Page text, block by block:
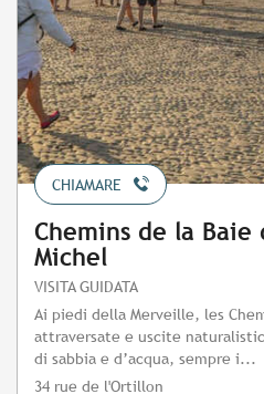
CHIAMARE
Chemins de la Baie
Michel
VISITA GUIDATA
Ai piedi della Merveille, les
attraversate e uscite
di sabbia e d’acqua, sempre i...
34 rue de l'Ortillon